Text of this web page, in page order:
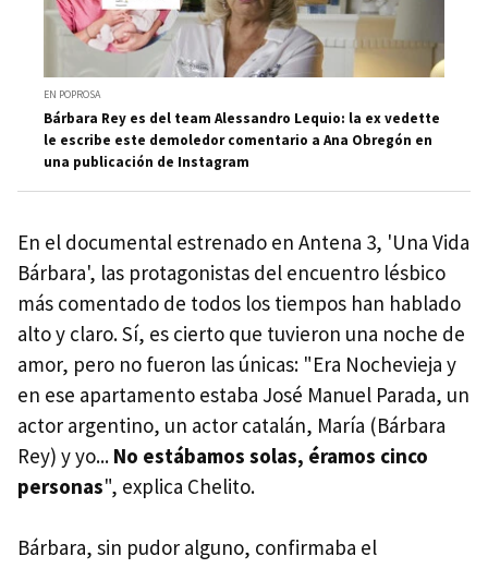
EN POPROSA
Bárbara Rey es del team Alessandro Lequio: la ex vedette
le escribe este demoledor comentario a Ana Obregón en
una publicación de Instagram
En el documental estrenado en Antena 3, 'Una Vida
Bárbara', las protagonistas del encuentro lésbico
más comentado de todos los tiempos han hablado
alto y claro. Sí, es cierto que tuvieron una noche de
amor, pero no fueron las únicas: "Era Nochevieja y
en ese apartamento estaba José Manuel Parada, un
actor argentino, un actor catalán, María (Bárbara
Rey) y yo... No estábamos solas, éramos cinco
personas", explica Chelito.
Bárbara, sin pudor alguno, confirmaba el